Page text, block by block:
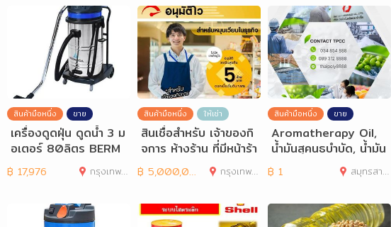
สินค้ามือหนึ่ง ขาย
เครื่องดูดฝุ่น ดูดน้ำ 3 ม
อเตอร์ 80ลิตร BERM
UDA B380
฿ 17,976 กรุงเทพมหานคร
สินค้ามือหนึ่ง ให้เช่า
สินเชื่อสำหรับ เจ้าของกิ
จการ ห้างร้าน ที่มีหน้าร้า
นชัดเจน
฿ 5,000,000 กรุงเทพมหานคร
สินค้ามือหนึ่ง ขาย
Aromatherapy Oil,
น้ำมันสุคนธบำบัด, น้ำมัน
อโรมา, อโรมาเทอราป
฿ 1 สมุทรสาคร